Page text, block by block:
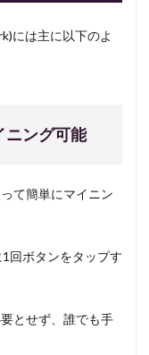
には主に以下のよ
ニング可能
て簡単にマイニン
回ボタンをタップす
とせず、誰でも手